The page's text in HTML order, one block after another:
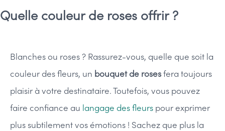
Quelle couleur de roses offrir ?
Blanches ou roses ? Rassurez-vous, quelle que soit la
couleur des fleurs, un bouquet de rosesfera toujours
plaisir à votre destinataire. Toutefois, vous pouvez
faire confiance au langage des fleurs pour exprimer
plus subtilement vos émotions ! Sachez que plus la